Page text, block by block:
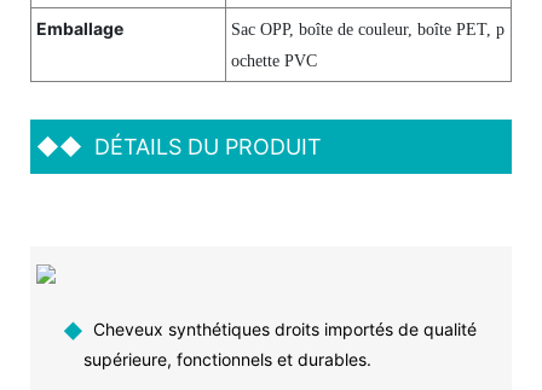
Emballage
Sac OPP, boîte de couleur, boîte PET, p
ochette PVC
◆◆ DÉTAILS DU PRODUIT
◆ Cheveux synthétiques droits importés de qualité
supérieure, fonctionnels et durables.